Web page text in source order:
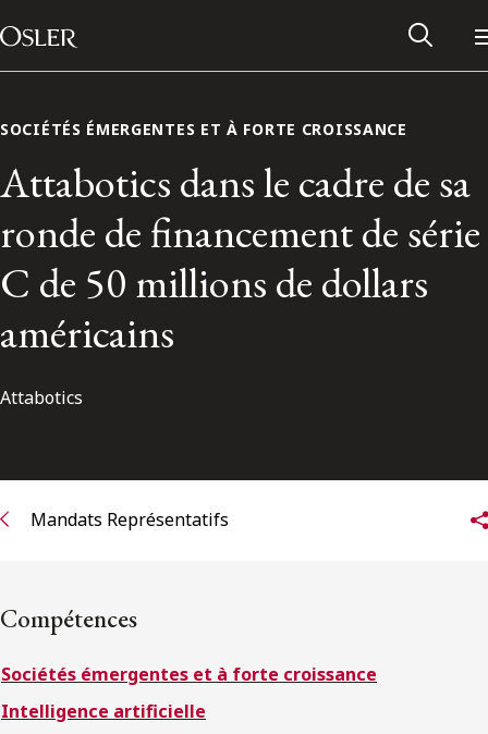
Passer au contenu
Main Navigation
Réseau des anciens d’Osler
S’abonner
SOCIÉTÉS ÉMERGENTES ET À FORTE CROISSANCE
Attabotics dans le cadre de sa
ronde de financement de série
C de 50 millions de dollars
américains
Attabotics
Mandats Représentatifs
Compétences
Sociétés émergentes et à forte croissance
Intelligence artificielle